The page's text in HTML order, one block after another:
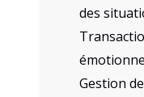
des
Gestion